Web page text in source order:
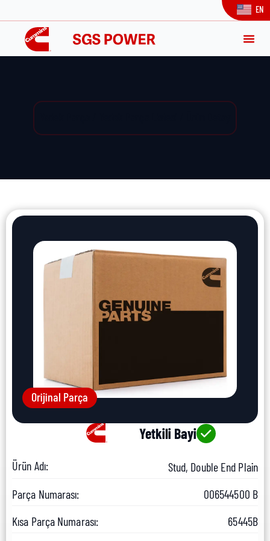
EN
Orijinal Parça
Yetkili Bayi
Ürün Adı:
Stud, Double End Plain
Parça Numarası:
006544500 B
Kısa Parça Numarası:
65445B